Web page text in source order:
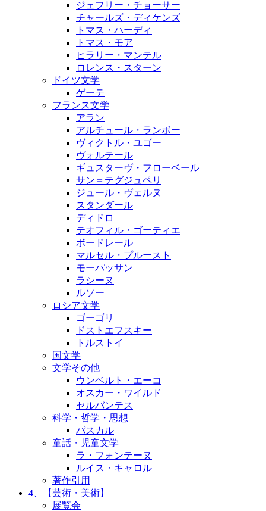
ジェフリー・チョーサー
チャールズ・ディケンズ
トマス・ハーディ
トマス・モア
ヒラリー・マンテル
ロレンス・スターン
ドイツ文学
ゲーテ
フランス文学
アラン
アルチュール・ランボー
ヴィクトル・ユゴー
ヴォルテール
ギュスターヴ・フローベール
サン＝テグジュペリ
ジュール・ヴェルヌ
スタンダール
ディドロ
テオフィル・ゴーティエ
ボードレール
マルセル・プルースト
モーパッサン
ラシーヌ
ルソー
ロシア文学
ゴーゴリ
ドストエフスキー
トルストイ
国文学
文学その他
ウンベルト・エーコ
オスカー・ワイルド
セルバンテス
科学・哲学・思想
パスカル
童話・児童文学
ラ・フォンテーヌ
ルイス・キャロル
著作引用
4、【芸術・美術】
展覧会